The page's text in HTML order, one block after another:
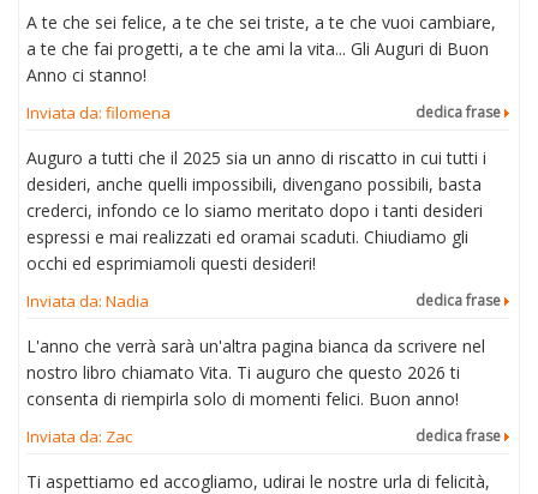
A te che sei felice, a te che sei triste, a te che vuoi cambiare,
a te che fai progetti, a te che ami la vita... Gli Auguri di Buon
Anno ci stanno!
Inviata da: filomena dedica frase
Auguro a tutti che il 2025 sia un anno di riscatto in cui tutti i
desideri, anche quelli impossibili, divengano possibili, basta
crederci, infondo ce lo siamo meritato dopo i tanti desideri
espressi e mai realizzati ed oramai scaduti. Chiudiamo gli
occhi ed esprimiamoli questi desideri!
Inviata da: Nadia dedica frase
L'anno che verrà sarà un'altra pagina bianca da scrivere nel
nostro libro chiamato Vita. Ti auguro che questo 2026 ti
consenta di riempirla solo di momenti felici. Buon anno!
Inviata da: Zac dedica frase
Ti aspettiamo ed accogliamo, udirai le nostre urla di felicità,